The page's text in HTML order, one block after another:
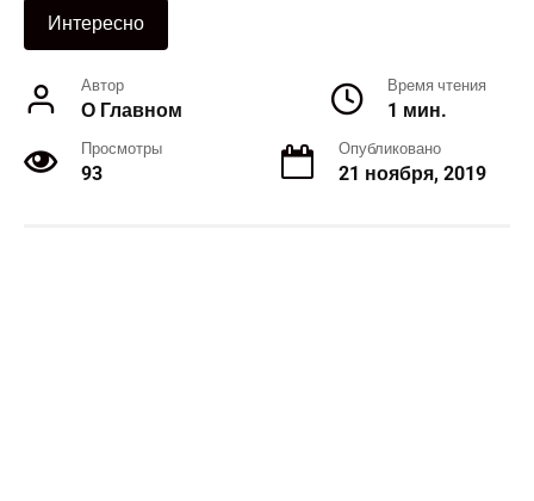
Интересно
Автор
О Главном
Время чтения
1 мин.
Просмотры
93
Опубликовано
21 ноября, 2019